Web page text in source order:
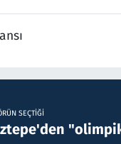
SEÇTIĞI